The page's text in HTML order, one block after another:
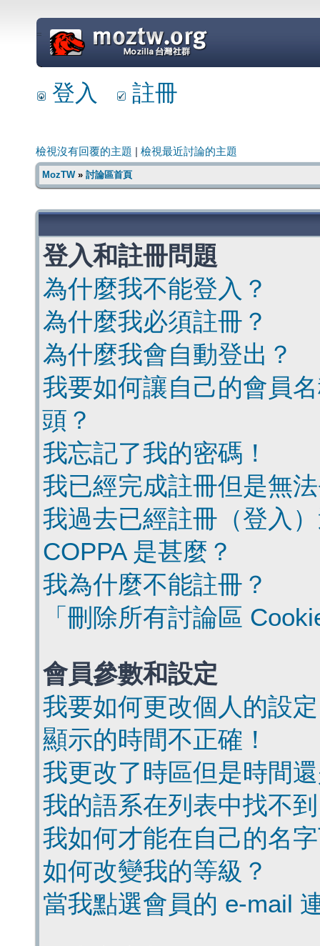
=
登入 註冊
檢視沒有回覆的主題 檢視最近討論的主題
MozTW» 討論區首頁
登入和註冊問題
為什麼我不能登入？
為什麼我必須註冊？
為什麼我會自動登出？
我要如何讓自己的會員
頭？
我忘記了我的密碼！
我已經完成註冊但是無
我過去已經註冊（登入
COPPA 是甚麼？
我為什麼不能註冊？
「刪除所有討論區
會員參數和設定
我要如何更改個人的設
顯示的時間不正確！
我更改了時區但是時間
我的語系在列表中找不
我如何才能在自己的名
如何改變我的等級？
當我點選會員的 e-mail